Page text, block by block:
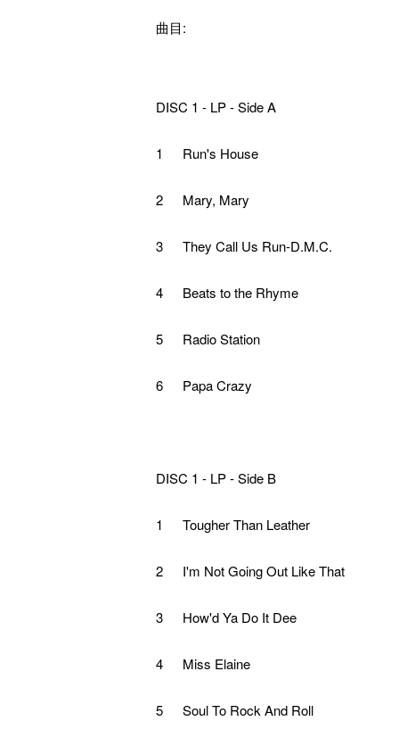
曲目:
DISC 1 - LP - Side A
1 Run's House
2 Mary, Mary
3 They Call Us Run-D.M.C.
4 Beats to the Rhyme
5 Radio Station
6 Papa Crazy
DISC 1 - LP - Side B
1 Tougher Than Leather
2 I'm Not Going Out Like That
3 How'd Ya Do It Dee
4 Miss Elaine
5 Soul To Rock And Roll